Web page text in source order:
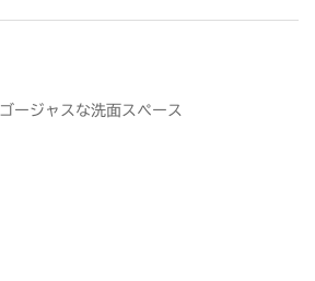
ゴージャスな洗面スペース